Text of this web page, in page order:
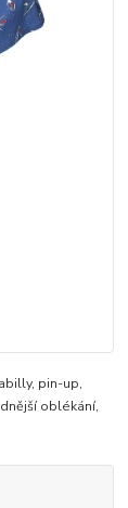
pin-up,
oblékání,